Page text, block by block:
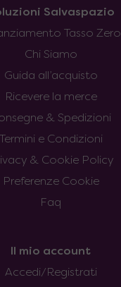
Salvaspazio
Tasso Zero
Chi Siamo
Guida all’acquisto
Ricevere la merce
& Spedizioni
Termini e Condizioni
& Cookie Policy
Preferenze Cookie
Faq
Il mio account
Accedi/Registrati